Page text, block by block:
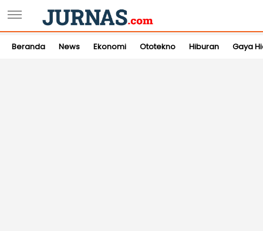
Beranda News Ekonomi Ototekno Hiburan Gaya